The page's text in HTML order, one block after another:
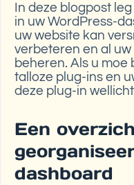
In deze blogpost
in uw WordPress-
uw website kan
verbeteren en al
beheren. Als u moe
talloze plug-ins en
deze plug-in
Een
dashboard